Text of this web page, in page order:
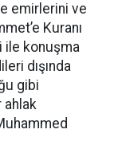
emirlerini ve
Kuranı
ile konuşma
dışında
gibi
ahlak